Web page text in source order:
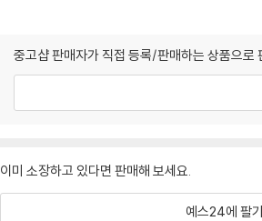
중고샵 판매자가 직접 등록/판매하는 상품으로
이미 소장하고 있다면 판매해 보세요.
예스24에 팔기